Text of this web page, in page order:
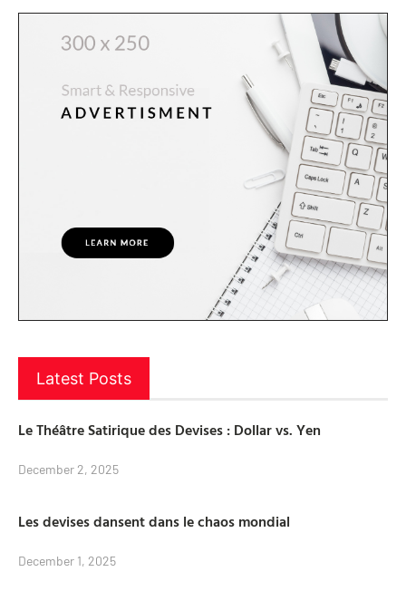
Latest Posts
Le Théâtre Satirique des Devises : Dollar vs. Yen
December 2, 2025
Les devises dansent dans le chaos mondial
December 1, 2025